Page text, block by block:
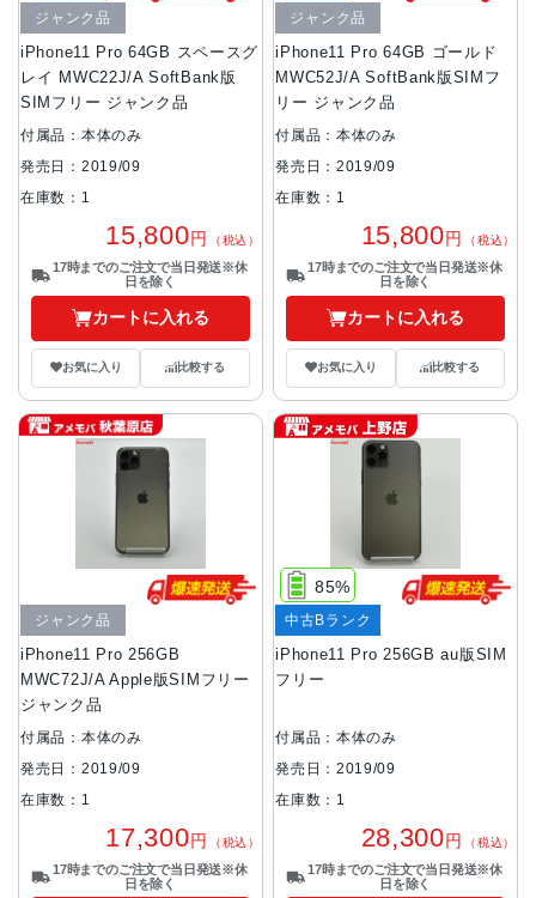
iPhone11 Pro 64GB スペースグ
レイ MWC22J/A SoftBank版
SIMフリー ジャンク品
ジャンク品
付属品：本体のみ
発売日：2019/09
在庫数：1
15,800円 （税込）
17時までのご注文で当日発送※休
日を除く
カートに入れる
お気に入り 比較する
iPhone11 Pro 64GB ゴールド
MWC52J/A SoftBank版SIMフ
リー ジャンク品
ジャンク品
付属品：本体のみ
発売日：2019/09
在庫数：1
15,800円 （税込）
17時までのご注文で当日発送※休
日を除く
カートに入れる
お気に入り 比較する
iPhone11 Pro 256GB
MWC72J/A Apple版SIMフリー
ジャンク品
ジャンク品
付属品：本体のみ
発売日：2019/09
在庫数：1
17,300円 （税込）
17時までのご注文で当日発送※休
日を除く
iPhone11 Pro 256GB au版SIM
フリー
85%
中古Bランク
付属品：本体のみ
発売日：2019/09
在庫数：1
28,300円 （税込）
17時までのご注文で当日発送※休
日を除く